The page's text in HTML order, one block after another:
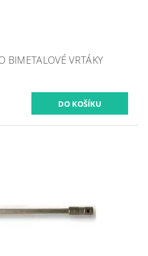
BIMETALOVÉ VRTÁKY